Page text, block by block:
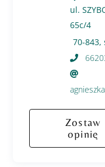
ul.
65c/4
70-843,
Zostaw
opinię